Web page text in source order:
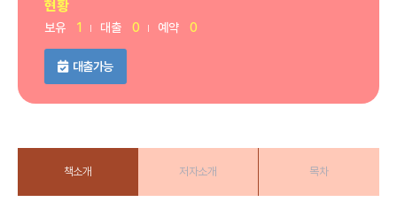
현황
보유 1 대출 0 예약 0
대출가능
책소개 저자소개 목차